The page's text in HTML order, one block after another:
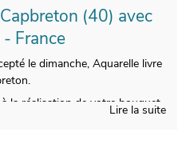
(40) avec
France
le dimanche, Aquarelle livre
la réalisation de votre bouquet
Lire la suite